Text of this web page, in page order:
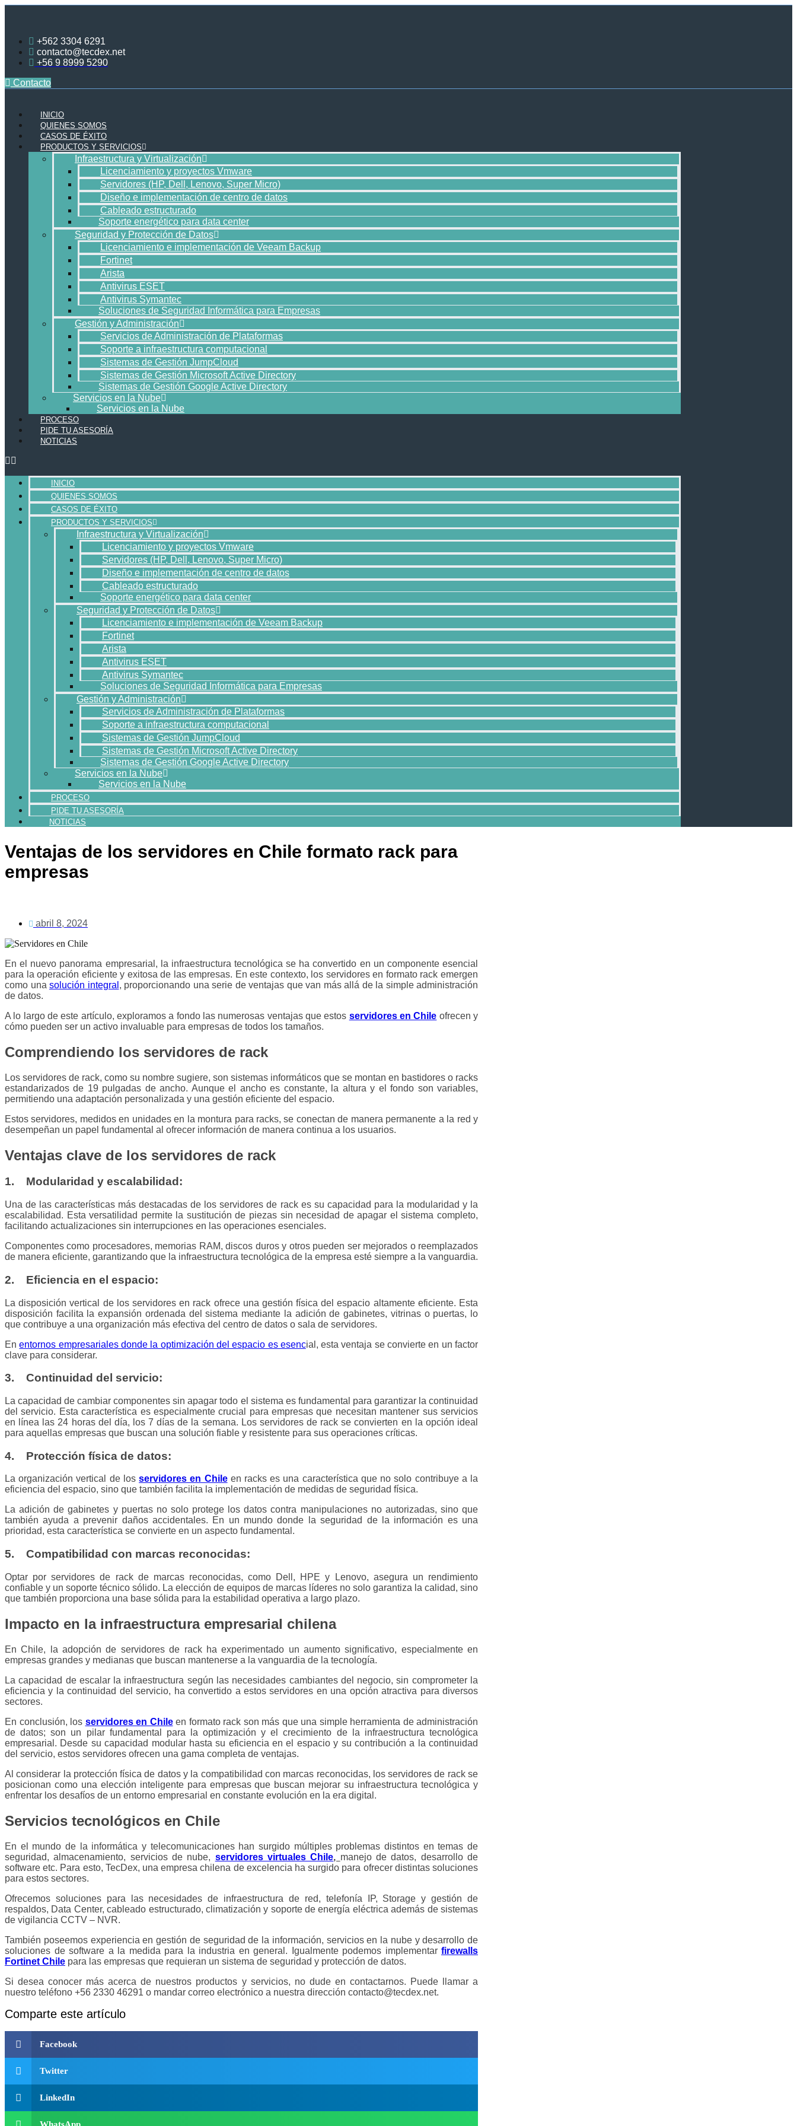
+562 3304 6291
contacto@tecdex.net
+56 9 8999 5290
Contacto
INICIO
QUIENES SOMOS
CASOS DE ÉXITO
PRODUCTOS Y SERVICIOS
Infraestructura y Virtualización
Licenciamiento y proyectos Vmware
Servidores (HP, Dell, Lenovo, Super Micro)
Diseño e implementación de centro de datos
Cableado estructurado
Soporte energético para data center
Seguridad y Protección de Datos
Licenciamiento e implementación de Veeam Backup
Fortinet
Arista
Antivirus ESET
Antivirus Symantec
Soluciones de Seguridad Informática para Empresas
Gestión y Administración
Servicios de Administración de Plataformas
Soporte a infraestructura computacional
Sistemas de Gestión JumpCloud
Sistemas de Gestión Microsoft Active Directory
Sistemas de Gestión Google Active Directory
Servicios en la Nube
Servicios en la Nube
PROCESO
PIDE TU ASESORÍA
NOTICIAS
INICIO
QUIENES SOMOS
CASOS DE ÉXITO
PRODUCTOS Y SERVICIOS
Infraestructura y Virtualización
Licenciamiento y proyectos Vmware
Servidores (HP, Dell, Lenovo, Super Micro)
Diseño e implementación de centro de datos
Cableado estructurado
Soporte energético para data center
Seguridad y Protección de Datos
Licenciamiento e implementación de Veeam Backup
Fortinet
Arista
Antivirus ESET
Antivirus Symantec
Soluciones de Seguridad Informática para Empresas
Gestión y Administración
Servicios de Administración de Plataformas
Soporte a infraestructura computacional
Sistemas de Gestión JumpCloud
Sistemas de Gestión Microsoft Active Directory
Sistemas de Gestión Google Active Directory
Servicios en la Nube
Servicios en la Nube
PROCESO
PIDE TU ASESORÍA
NOTICIAS
Ventajas de los servidores en Chile formato rack para
empresas
abril 8, 2024
En el nuevo panorama empresarial, la infraestructura tecnológica se ha convertido en un componente esencial
para la operación eficiente y exitosa de las empresas. En este contexto, los servidores en formato rack emergen
como una solución integral , proporcionando una serie de ventajas que van más allá de la simple administración
de datos.
A lo largo de este artículo, exploramos a fondo las numerosas ventajas que estos servidores en Chile ofrecen y
cómo pueden ser un activo invaluable para empresas de todos los tamaños.
Comprendiendo los servidores de rack
Los servidores de rack, como su nombre sugiere, son sistemas informáticos que se montan en bastidores o racks
estandarizados de 19 pulgadas de ancho. Aunque el ancho es constante, la altura y el fondo son variables,
permitiendo una adaptación personalizada y una gestión eficiente del espacio.
Estos servidores, medidos en unidades en la montura para racks, se conectan de manera permanente a la red y
desempeñan un papel fundamental al ofrecer información de manera continua a los usuarios.
Ventajas clave de los servidores de rack
1. Modularidad y escalabilidad:
Una de las características más destacadas de los servidores de rack es su capacidad para la modularidad y la
escalabilidad. Esta versatilidad permite la sustitución de piezas sin necesidad de apagar el sistema completo,
facilitando actualizaciones sin interrupciones en las operaciones esenciales.
Componentes como procesadores, memorias RAM, discos duros y otros pueden ser mejorados o reemplazados
de manera eficiente, garantizando que la infraestructura tecnológica de la empresa esté siempre a la vanguardia.
2. Eficiencia en el espacio:
La disposición vertical de los servidores en rack ofrece una gestión física del espacio altamente eficiente. Esta
disposición facilita la expansión ordenada del sistema mediante la adición de gabinetes, vitrinas o puertas, lo
que contribuye a una organización más efectiva del centro de datos o sala de servidores.
Enentornos empresariales donde la optimización del espacio es esencial, esta ventaja se convierte en un factor
clave para considerar.
3. Continuidad del servicio:
La capacidad de cambiar componentes sin apagar todo el sistema es fundamental para garantizar la continuidad
del servicio. Esta característica es especialmente crucial para empresas que necesitan mantener sus servicios
en línea las 24 horas del día, los 7 días de la semana. Los servidores de rack se convierten en la opción ideal
para aquellas empresas que buscan una solución fiable y resistente para sus operaciones críticas.
4. Protección física de datos:
La organización vertical de losservidores en Chileen racks es una característica que no solo contribuye a la
eficiencia del espacio, sino que también facilita la implementación de medidas de seguridad física.
La adición de gabinetes y puertas no solo protege los datos contra manipulaciones no autorizadas, sino que
también ayuda a prevenir daños accidentales. En un mundo donde la seguridad de la información es una
prioridad, esta característica se convierte en un aspecto fundamental.
5. Compatibilidad con marcas reconocidas:
Optar por servidores de rack de marcas reconocidas, como Dell, HPE y Lenovo, asegura un rendimiento
confiable y un soporte técnico sólido. La elección de equipos de marcas líderes no solo garantiza la calidad, sino
que también proporciona una base sólida para la estabilidad operativa a largo plazo.
Impacto en la infraestructura empresarial chilena
En Chile, la adopción de servidores de rack ha experimentado un aumento significativo, especialmente en
empresas grandes y medianas que buscan mantenerse a la vanguardia de la tecnología.
La capacidad de escalar la infraestructura según las necesidades cambiantes del negocio, sin comprometer la
eficiencia y la continuidad del servicio, ha convertido a estos servidores en una opción atractiva para diversos
sectores.
En conclusión, los servidores en Chileen formato rack son más que una simple herramienta de administración
de datos; son un pilar fundamental para la optimización y el crecimiento de la infraestructura tecnológica
empresarial. Desde su capacidad modular hasta su eficiencia en el espacio y su contribución a la continuidad
del servicio, estos servidores ofrecen una gama completa de ventajas.
Al considerar la protección física de datos y la compatibilidad con marcas reconocidas, los servidores de rack se
posicionan como una elección inteligente para empresas que buscan mejorar su infraestructura tecnológica y
enfrentar los desafíos de un entorno empresarial en constante evolución en la era digital.
Servicios tecnológicos en Chile
En el mundo de la informática y telecomunicaciones han surgido múltiples problemas distintos en temas de
seguridad, almacenamiento, servicios de nube, servidores virtuales Chile, manejo de datos, desarrollo de
software etc. Para esto, TecDex, una empresa chilena de excelencia ha surgido para ofrecer distintas soluciones
para estos sectores.
Ofrecemos soluciones para las necesidades de infraestructura de red, telefonía IP, Storage y gestión de
respaldos, Data Center, cableado estructurado, climatización y soporte de energía eléctrica además de sistemas
de vigilancia CCTV – NVR.
También poseemos experiencia en gestión de seguridad de la información, servicios en la nube y desarrollo de
soluciones de software a la medida para la industria en general. Igualmente podemos implementar firewalls
Fortinet Chile para las empresas que requieran un sistema de seguridad y protección de datos.
Si desea conocer más acerca de nuestros productos y servicios, no dude en contactarnos. Puede llamar a
nuestro teléfono +56 2330 46291 o mandar correo electrónico a nuestra dirección contacto@tecdex.net.
Comparte este artículo
Facebook
Twitter
LinkedIn
WhatsApp